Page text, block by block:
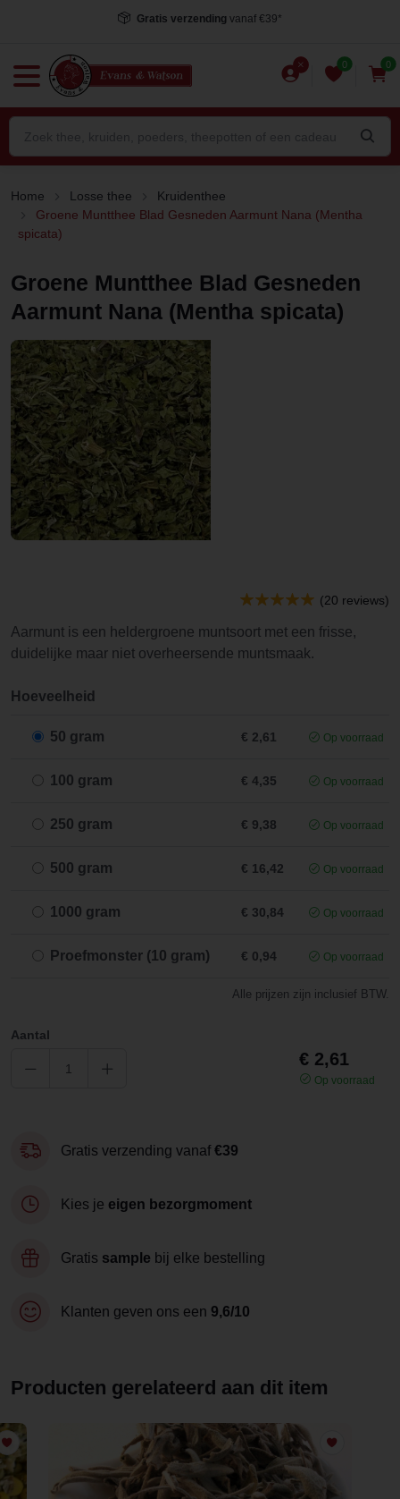
Voor 15.00 uur besteld , dezelfde dag verstuurd*
0 0
Home Losse thee
Kruidenthee
Groene Muntthee Blad Gesneden Aarmunt Nana (Mentha
spicata)
Groene Muntthee Blad Gesneden
Aarmunt Nana (Mentha spicata)
(20 reviews)
Aarmunt is een heldergroene muntsoort met een frisse,
duidelijke maar niet overheersende muntsmaak.
Hoeveelheid
50 gram € 2,61 Op voorraad
100 gram € 4,35 Op voorraad
250 gram € 9,38 Op voorraad
500 gram € 16,42 Op voorraad
1000 gram € 30,84 Op voorraad
Proefmonster (10 gram) € 0,94 Op voorraad
Alle prijzen zijn inclusief BTW.
Aantal
€ 2,61
Op voorraad
Gratis verzending vanaf €39
Kies je eigen bezorgmoment
Gratis sample bij elke bestelling
Klanten geven ons een 9,6/10
Producten gerelateerd aan dit item